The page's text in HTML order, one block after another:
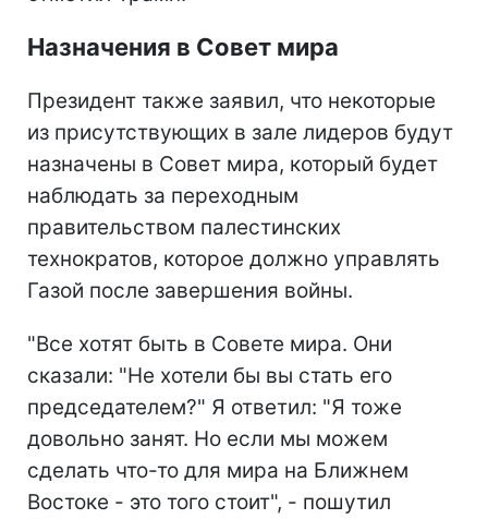
Назначения в Совет мира
Президент также заявил, что некоторые
из присутствующих в зале лидеров будут
назначены в Совет мира, который будет
наблюдать за переходным
правительством палестинских
технократов, которое должно управлять
Газой после завершения войны.
"Все хотят быть в Совете мира. Они
сказали: "Не хотели бы вы стать его
председателем?" Я ответил: "Я тоже
довольно занят. Но если мы можем
сделать что-то для мира на Ближнем
Востоке - это того стоит", - пошутил